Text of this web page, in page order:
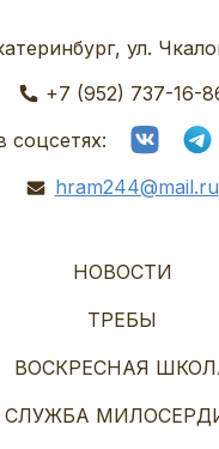
ул.
+7 (952) 737-16-
соцсетях:
hram244@mail.ru
НОВОСТИ
ТРЕБЫ
ВОСКРЕСНАЯ
СЛУЖБА